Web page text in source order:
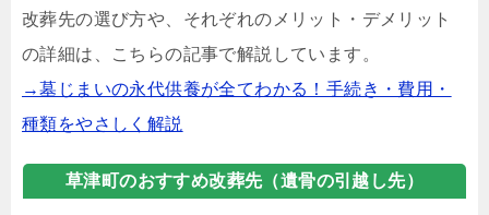
改葬先の選び方や、それぞれのメリット・デメリット
の詳細は、こちらの記事で解説しています。
→墓じまいの永代供養が全てわかる！手続き・費用・
種類をやさしく解説
草津町のおすすめ改葬先（遺骨の引越し先）